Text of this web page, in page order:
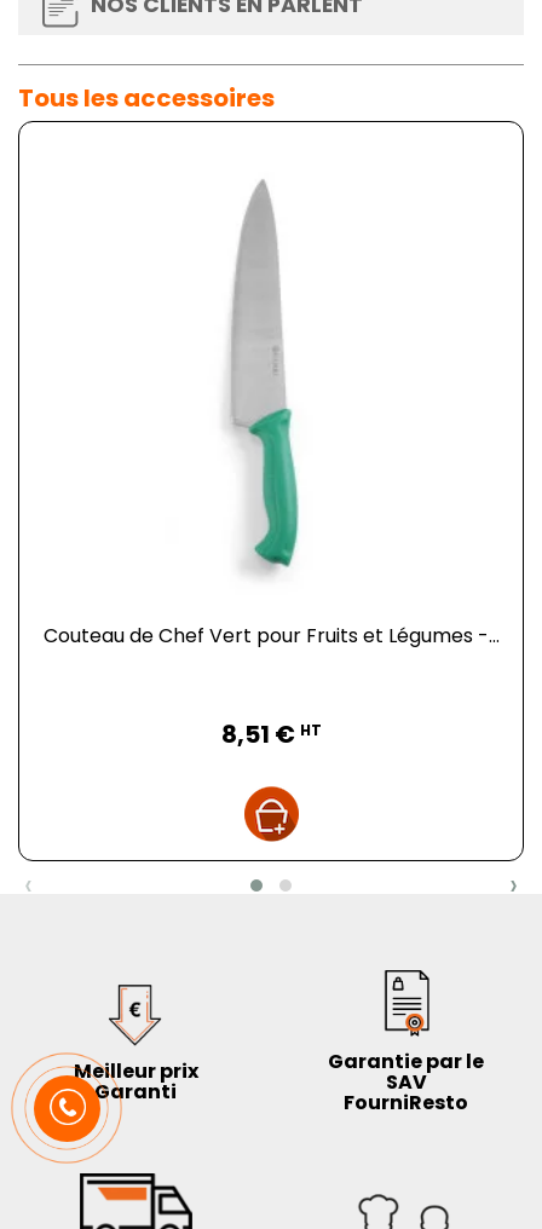
Tous les accessoires
Couteau de Chef Vert pour Fruits et Légumes -...
8,51 € HT
‹ ›
Meilleur prix
Garanti
Garantie par le
SAV
FourniResto